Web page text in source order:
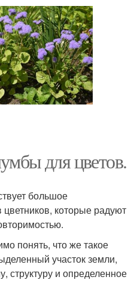
для цветов.
большое
которые радуют
понять, что же такое
участок земли,
структуру и определенное